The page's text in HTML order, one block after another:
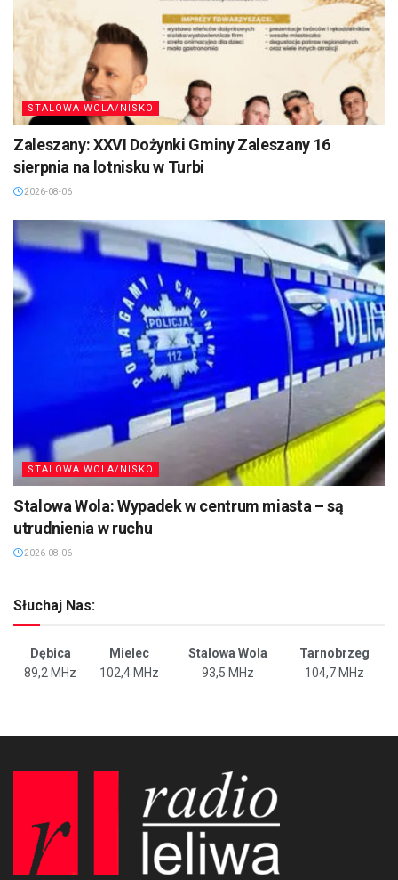
STALOWA WOLA/NISKO
Zaleszany: XXVI Dożynki Gminy Zaleszany 16
sierpnia na lotnisku w Turbi
2026-08-06
STALOWA WOLA/NISKO
Stalowa Wola: Wypadek w centrum miasta – są
utrudnienia w ruchu
2026-08-06
Słuchaj Nas:
Dębica Mielec Stalowa Wola
Tarnobrzeg
89,2 MHz
102,4 MHz 93,5 MHz 104,7 MHz